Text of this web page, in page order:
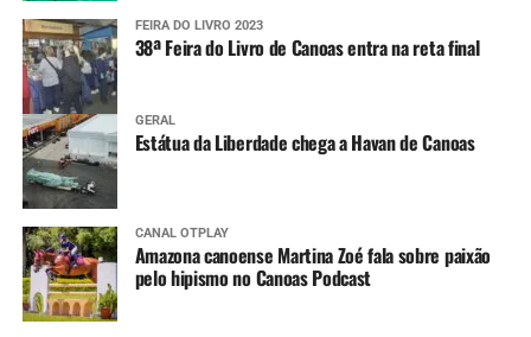
FEIRA DO LIVRO 2023
38ª Feira do Livro de Canoas entra na reta final
GERAL
Estátua da Liberdade chega a Havan de Canoas
CANAL OTPLAY
Amazona canoense Martina Zoé fala sobre paixão
pelo hipismo no Canoas Podcast